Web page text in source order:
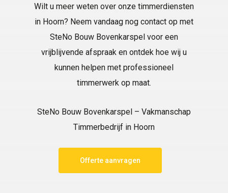
Wilt u meer weten over onze timmerdiensten
in Hoorn? Neem vandaag nog contact op met
SteNo Bouw Bovenkarspel voor een
vrijblijvende afspraak en ontdek hoe wij u
kunnen helpen met professioneel
timmerwerk op maat.
SteNo Bouw Bovenkarspel – Vakmanschap
Timmerbedrijf in Hoorn
Offerte aanvragen